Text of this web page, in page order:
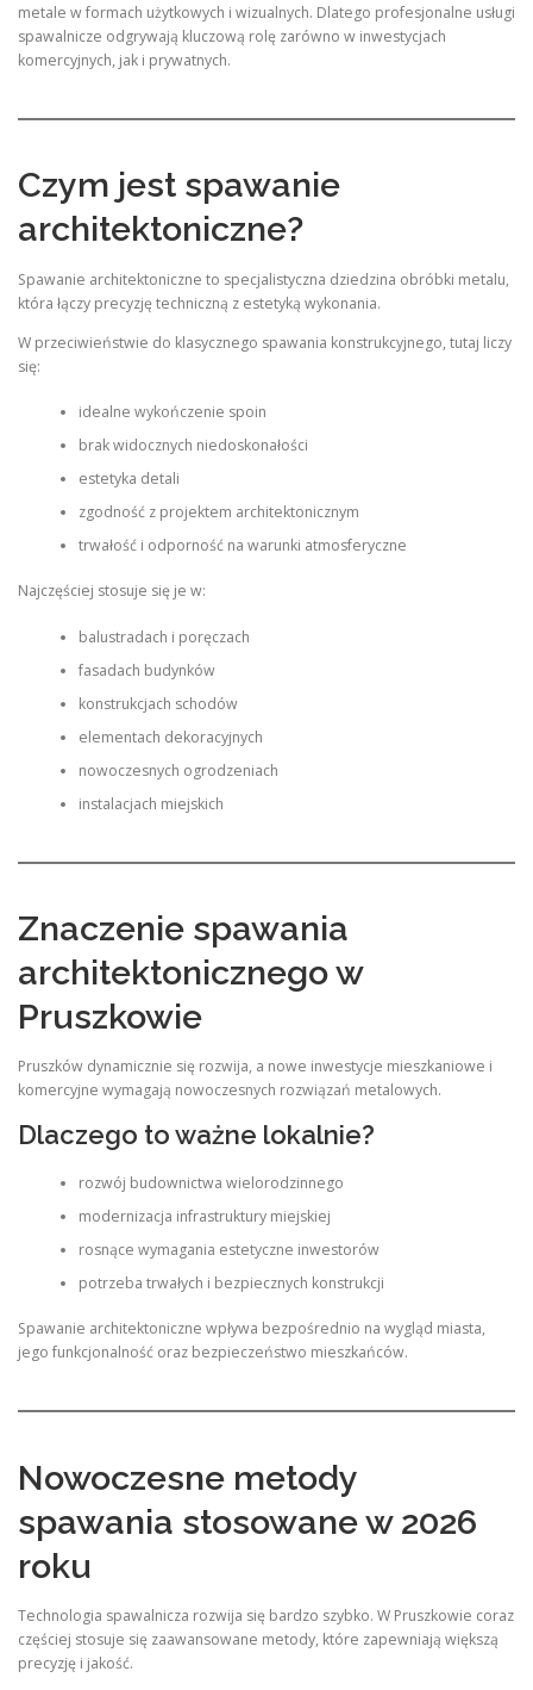
metale w formach użytkowych i wizualnych. Dlatego profesjonalne usługi
spawalnicze odgrywają kluczową rolę zarówno w inwestycjach
komercyjnych, jak i prywatnych.
Czym jest spawanie
architektoniczne?
Spawanie architektoniczne to specjalistyczna dziedzina obróbki metalu,
która łączy precyzję techniczną z estetyką wykonania.
W przeciwieństwie do klasycznego spawania konstrukcyjnego, tutaj liczy
się:
idealne wykończenie spoin
brak widocznych niedoskonałości
estetyka detali
zgodność z projektem architektonicznym
trwałość i odporność na warunki atmosferyczne
Najczęściej stosuje się je w:
balustradach i poręczach
fasadach budynków
konstrukcjach schodów
elementach dekoracyjnych
nowoczesnych ogrodzeniach
instalacjach miejskich
Znaczenie spawania
architektonicznego w
Pruszkowie
Pruszków dynamicznie się rozwija, a nowe inwestycje mieszkaniowe i
komercyjne wymagają nowoczesnych rozwiązań metalowych.
Dlaczego to ważne lokalnie?
rozwój budownictwa wielorodzinnego
modernizacja infrastruktury miejskiej
rosnące wymagania estetyczne inwestorów
potrzeba trwałych i bezpiecznych konstrukcji
Spawanie architektoniczne wpływa bezpośrednio na wygląd miasta,
jego funkcjonalność oraz bezpieczeństwo mieszkańców.
Nowoczesne metody
spawania stosowane w 2026
roku
Technologia spawalnicza rozwija się bardzo szybko. W Pruszkowie coraz
częściej stosuje się zaawansowane metody, które zapewniają większą
precyzję i jakość.